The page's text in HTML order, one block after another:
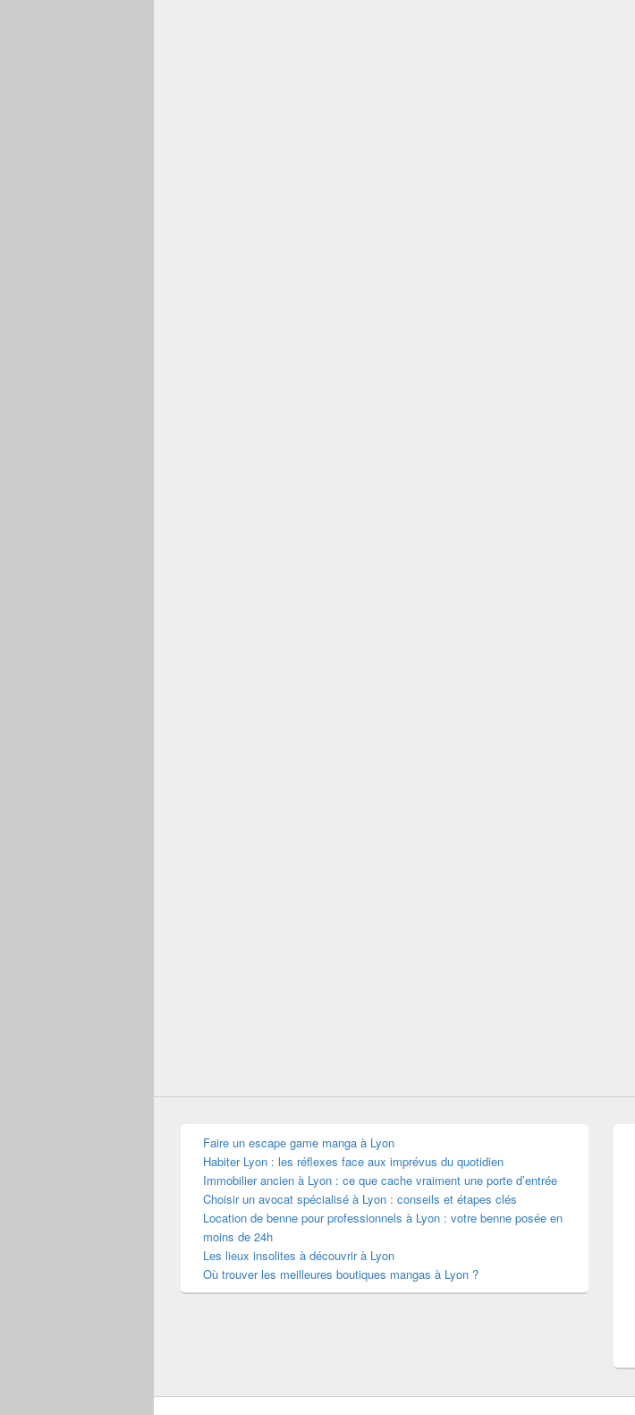
Faire un escape game manga à Lyon
Habiter Lyon : les réflexes face aux imprévus du quotidien
Immobilier ancien à Lyon : ce que cache vraiment une porte d’entrée
Choisir un avocat spécialisé à Lyon : conseils et étapes clés
Location de benne pour professionnels à Lyon : votre benne posée en
moins de 24h
Les lieux insolites à découvrir à Lyon
Où trouver les meilleures boutiques mangas à Lyon ?